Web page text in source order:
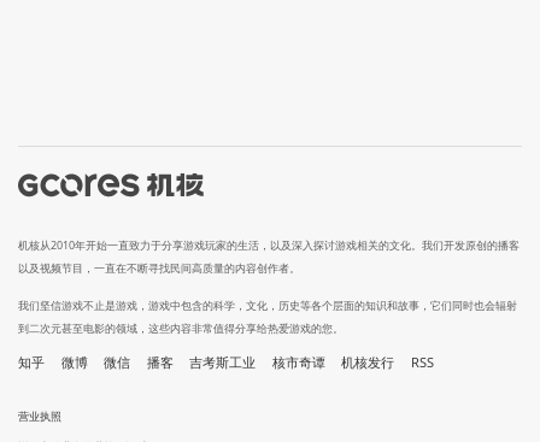
机核从2010年开始一直致力于分享游戏玩家的生活，以及深入探讨游戏相关的文化。我们开发原创的播客
以及视频节目，一直在不断寻找民间高质量的内容创作者。
我们坚信游戏不止是游戏，游戏中包含的科学，文化，历史等各个层面的知识和故事，它们同时也会辐射
到二次元甚至电影的领域，这些内容非常值得分享给热爱游戏的您。
知乎 微博 微信 播客 吉考斯工业 核市奇谭 机核发行 RSS
营业执照